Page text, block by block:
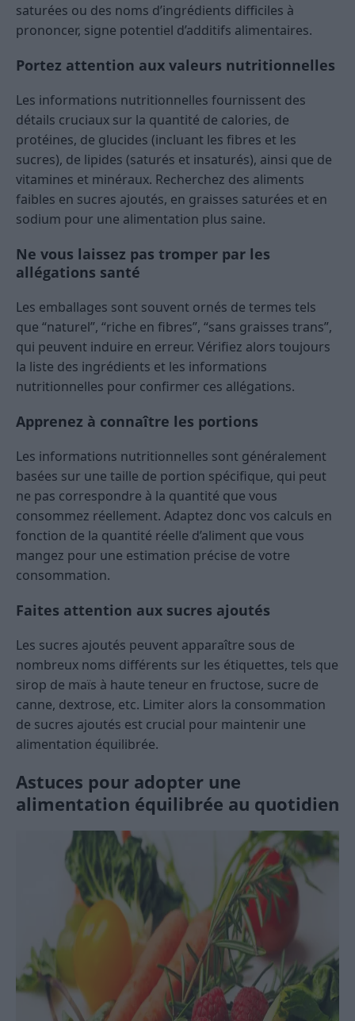
saturées ou des noms d’ingrédients difficiles à
prononcer, signe potentiel d’additifs alimentaires.
Portez attention aux valeurs nutritionnelles
Les informations nutritionnelles fournissent des
détails cruciaux sur la quantité de calories, de
protéines, de glucides (incluant les fibres et les
sucres), de lipides (saturés et insaturés), ainsi que de
vitamines et minéraux. Recherchez des aliments
faibles en sucres ajoutés, en graisses saturées et en
sodium pour une alimentation plus saine.
Ne vous laissez pas tromper par les
allégations santé
Les emballages sont souvent ornés de termes tels
que “naturel”, “riche en fibres”, “sans graisses trans”,
qui peuvent induire en erreur. Vérifiez alors toujours
la liste des ingrédients et les informations
nutritionnelles pour confirmer ces allégations.
Apprenez à connaître les portions
Les informations nutritionnelles sont généralement
basées sur une taille de portion spécifique, qui peut
ne pas correspondre à la quantité que vous
consommez réellement. Adaptez donc vos calculs en
fonction de la quantité réelle d’aliment que vous
mangez pour une estimation précise de votre
consommation.
Faites attention aux sucres ajoutés
Les sucres ajoutés peuvent apparaître sous de
nombreux noms différents sur les étiquettes, tels que
sirop de maïs à haute teneur en fructose, sucre de
canne, dextrose, etc. Limiter alors la consommation
de sucres ajoutés est crucial pour maintenir une
alimentation équilibrée.
Astuces pour adopter une
alimentation équilibrée au quotidien